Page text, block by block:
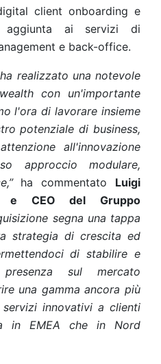
client onboarding e
aggiunta ai servizi di
e back-office.
realizzato una notevole
con un'importante
l'ora di lavorare insieme
potenziale di business,
all'innovazione
approccio modulare,
ha commentato Luigi
e CEO del Gruppo
segna una tappa
strategia di crescita ed
di stabilire e
sul mercato
una gamma ancora più
innovativi a clienti
in EMEA che in Nord